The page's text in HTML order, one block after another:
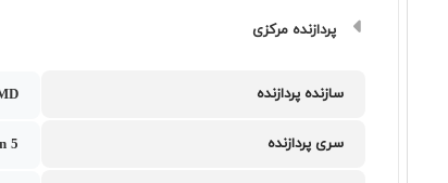
پردازنده مرکزی
سازنده پردازنده
سری پردازنده 5